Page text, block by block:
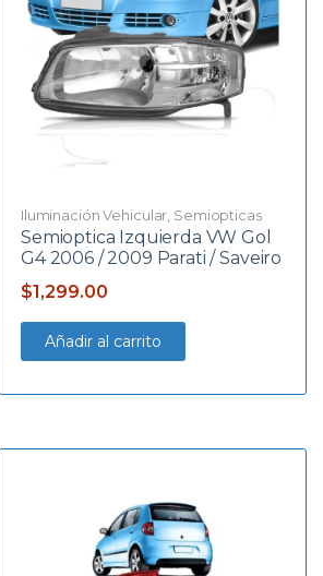
Iluminación Vehicular, Semiopticas
Semioptica Izquierda VW Gol
G4 2006 / 2009 Parati / Saveiro
$1,299.00
Añadir al carrito